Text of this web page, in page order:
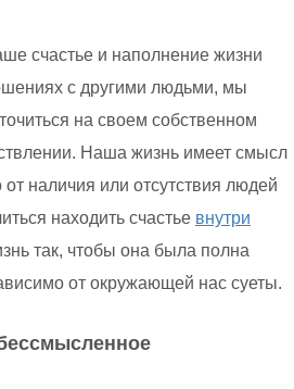
счастье и наполнение жизни
с другими людьми, мы
на своем собственном
Наша жизнь имеет смысл
наличия или отсутствия людей
находить счастье внутри
так, чтобы она была полна
от окружающей нас суеты.